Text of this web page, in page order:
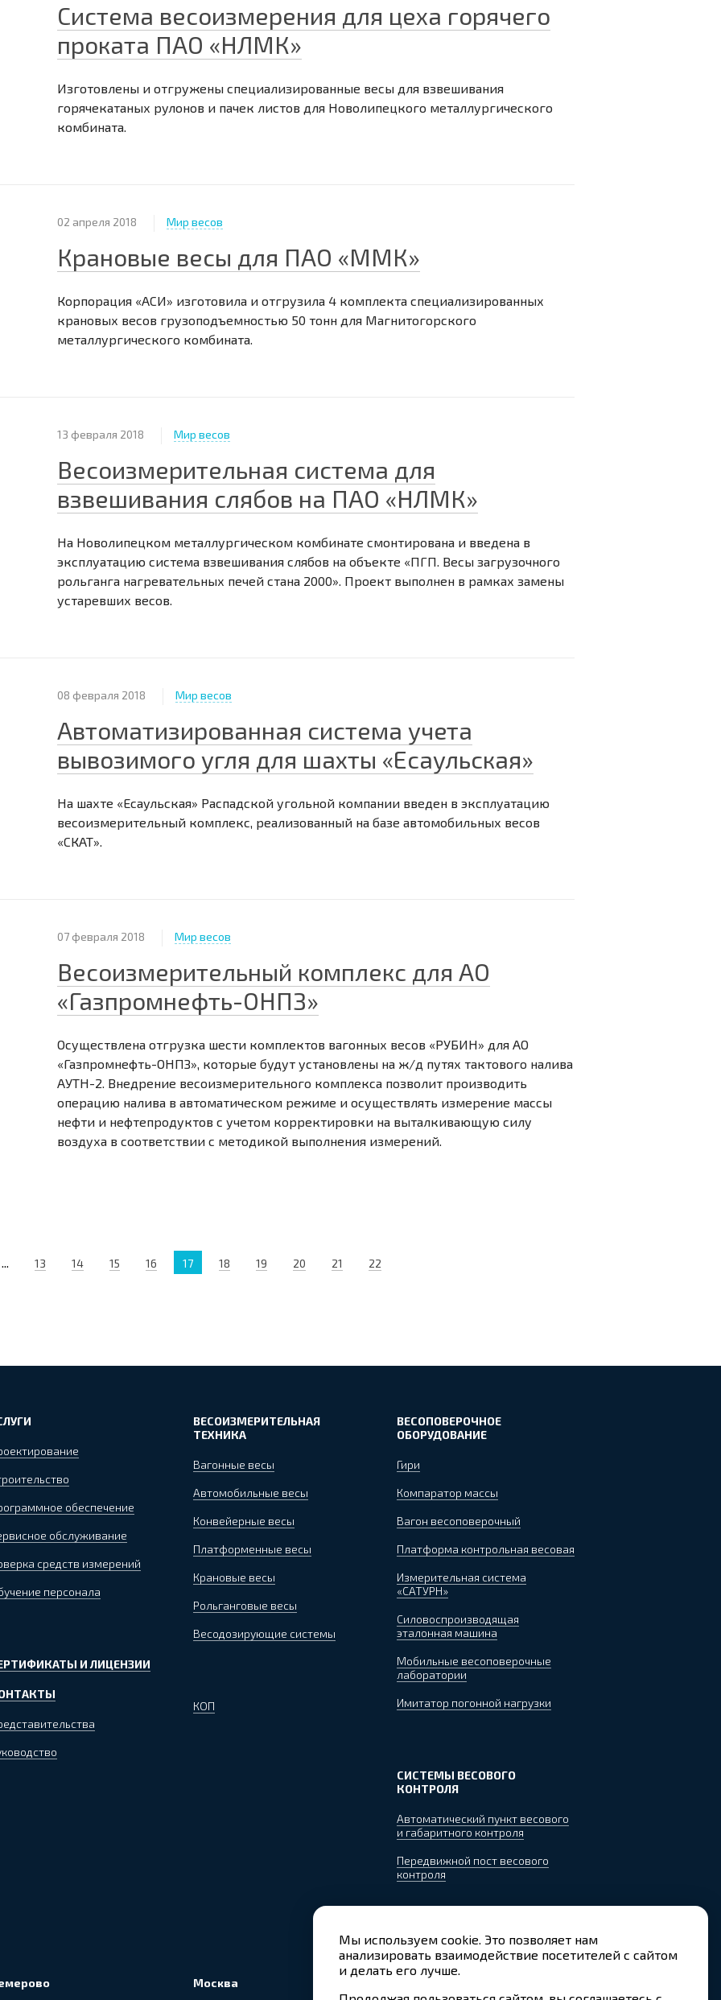
Система весоизмерения для цеха горячего
проката ПАО «НЛМК»
Изготовлены и отгружены специализированные весы для взвешивания
горячекатаных рулонов и пачек листов для Новолипецкого металлургического
комбината.
02 апреля 2018 Мир весов
Крановые весы для ПАО «ММК»
Корпорация «АСИ» изготовила и отгрузила 4 комплекта специализированных
крановых весов грузоподъемностью 50 тонн для Магнитогорского
металлургического комбината.
13 февраля 2018 Мир весов
Весоизмерительная система для
взвешивания слябов на ПАО «НЛМК»
На Новолипецком металлургическом комбинате смонтирована и введена в
эксплуатацию система взвешивания слябов на объекте «ПГП. Весы загрузочного
рольганга нагревательных печей стана 2000». Проект выполнен в рамках замены
устаревших весов.
08 февраля 2018 Мир весов
Автоматизированная система учета
вывозимого угля для шахты «Есаульская»
На шахте «Есаульская» Распадской угольной компании введен в эксплуатацию
весоизмерительный комплекс, реализованный на базе автомобильных весов
«СКАТ».
07 февраля 2018 Мир весов
Весоизмерительный комплекс для АО
«Газпромнефть-ОНПЗ»
Осуществлена отгрузка шести комплектов вагонных весов «РУБИН» для АО
«Газпромнефть-ОНПЗ», которые будут установлены на ж/д путях тактового налива
АУТН-2. Внедрение весоизмерительного комплекса позволит производить
операцию налива в автоматическом режиме и осуществлять измерение массы
нефти и нефтепродуктов с учетом корректировки на выталкивающую силу
воздуха в соответствии с методикой выполнения измерений.
... 13 14 15 16 17 18 19 20 21 22
обеспечение
обслуживание
средств измерений
персонала
И ЛИЦЕНЗИИ
ВЕСОИЗМЕРИТЕЛЬНАЯ
ТЕХНИКА
Вагонные весы
Автомобильные весы
Конвейерные весы
Платформенные весы
Крановые весы
Рольганговые весы
Весодозирующие системы
КОП
ВЕСОПОВЕРОЧНОЕ
ОБОРУДОВАНИЕ
Гири
Компаратор массы
Вагон весоповерочный
Платформа контрольная весовая
Измерительная система
«САТУРН»
Силовоспроизводящая
эталонная машина
Мобильные весоповерочные
лаборатории
Имитатор погонной нагрузки
СИСТЕМЫ ВЕСОВОГО
КОНТРОЛЯ
Автоматический пункт весового
и габаритного контроля
Передвижной пост весового
контроля
Москва
«Пятое измерение»
Мы используем cookie. Это позволяет нам
анализировать взаимодействие посетителей с сайтом
и делать его лучше.